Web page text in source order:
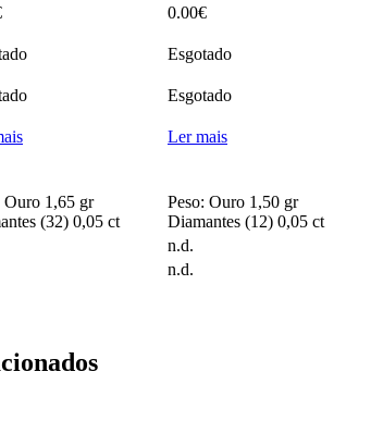
0.00€
Esgotado
Esgotado
Ler mais
Ouro 1,65 gr
(32) 0,05 ct
Peso: Ouro 1,50 gr
Diamantes (12) 0,05 ct
n.d.
n.d.